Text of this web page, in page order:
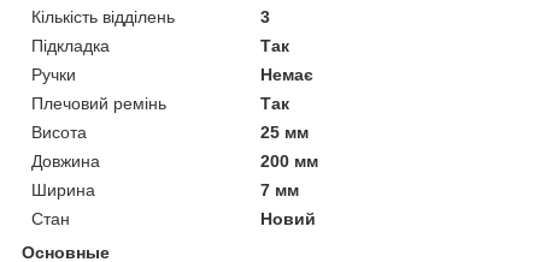
Кількість відділень
3
Підкладка
Так
Ручки
Немає
Плечовий ремінь
Так
Висота
25 мм
Довжина
200 мм
Ширина
7 мм
Стан
Новий
Основные